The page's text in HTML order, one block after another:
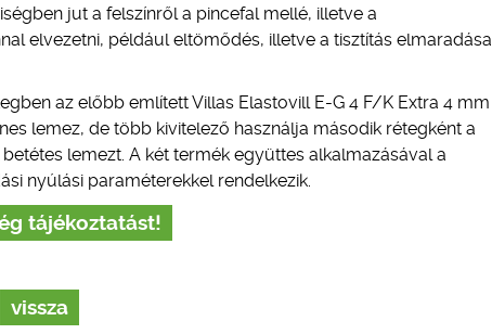
jut a felszínről a pincefal mellé, illetve a
elvezetni, például eltömődés, illetve a tisztítás elmaradása
az előbb említett Villas Elastovill E-G 4 F/K Extra 4 mm
lemez, de több kivitelező használja második rétegként a
lemezt. A két termék együttes alkalmazásával a
nyúlási paraméterekkel rendelkezik.
tájékoztatást!
vissza